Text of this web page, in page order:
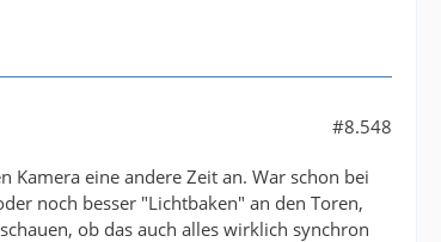
#8.548
Kamera eine andere Zeit an. War schon bei
noch besser "Lichtbaken" an den Toren,
ob das auch alles wirklich synchron